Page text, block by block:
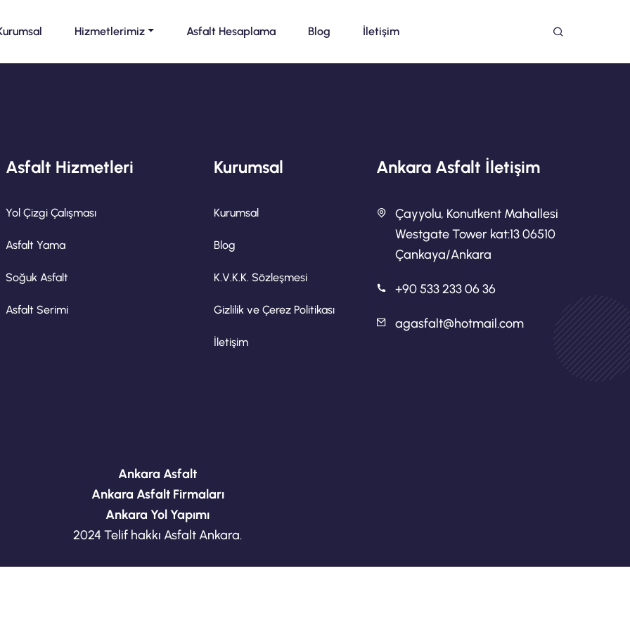
Hizmetlerimiz Asfalt Hesaplama Blog İletişim
Asfalt Hizmetleri
Yol Çizgi Çalışması
Asfalt Yama
Soğuk Asfalt
Asfalt Serimi
Kurumsal
Kurumsal
Blog
K.V.K.K. Sözleşmesi
Gizlilik ve Çerez Politikası
İletişim
Ankara Asfalt İletişim
Çayyolu, Konutkent Mahallesi
Westgate Tower kat:13 06510
Çankaya/Ankara
+90 533 233 06 36
agasfalt@hotmail.com
Ankara Asfalt
Ankara Asfalt Firmaları
Ankara Yol Yapımı
2024 Telif hakkı Asfalt Ankara.